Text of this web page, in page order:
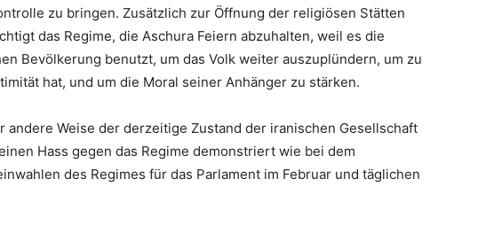
zu bringen. Zusätzlich zur Öffnung der religiösen Stätten
das Regime, die Aschura Feiern abzuhalten, weil es die
Bevölkerung benutzt, um das Volk weiter auszuplündern, um zu
hat, und um die Moral seiner Anhänger zu stärken.
andere Weise der derzeitige Zustand der iranischen Gesellschaft
Hass gegen das Regime demonstriert wie bei dem
des Regimes für das Parlament im Februar und täglichen